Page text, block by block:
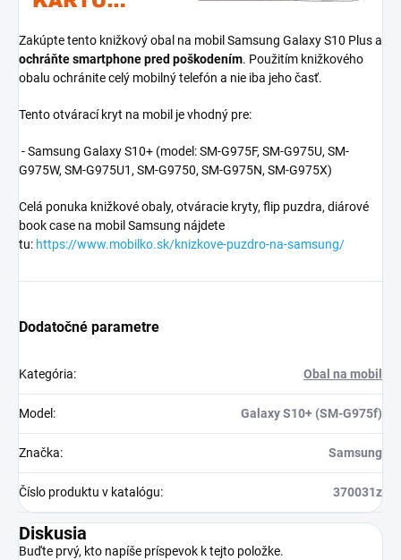
Zakúpte tento knižkový obal na mobil Samsung Galaxy S10 Plus a
ochráňte smartphone pred poškodením. Použitím knižkového
obalu ochránite celý mobilný telefón a nie iba jeho časť.
Tento otvárací kryt na mobil je vhodný pre:
- Samsung Galaxy S10+ (model:SM-G975F, SM-G975U, SM-
G975W, SM-G975U1, SM-G9750, SM-G975N, SM-G975X)
Celá ponuka knižkové obaly, otváracie kryty, flip puzdra, diárové
book case na mobil Samsung nájdete
tu: https://www.mobilko.sk/knizkove-puzdro-na-samsung/
Dodatočné parametre
Kategória: Obal na mobil
Model : Galaxy S10+ (SM-G975f)
Značka: Samsung
Číslo produktu v katalógu: 370031z
Diskusia
Buďte prvý, kto napíše príspevok k tejto položke.